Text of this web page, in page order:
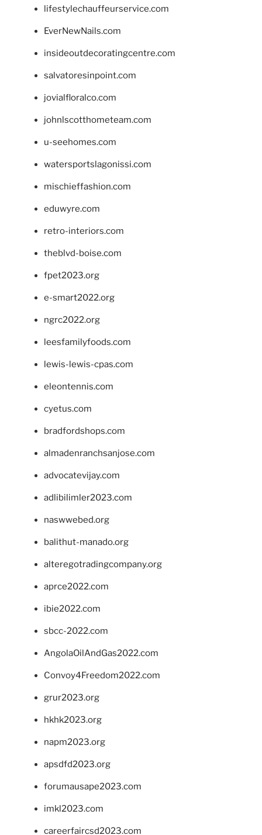
lifestylechauffeurservice.com
EverNewNails.com
insideoutdecoratingcentre.com
salvatoresinpoint.com
jovialfloralco.com
johnlscotthometeam.com
u-seehomes.com
watersportslagonissi.com
mischieffashion.com
eduwyre.com
retro-interiors.com
theblvd-boise.com
fpet2023.org
e-smart2022.org
ngrc2022.org
leesfamilyfoods.com
lewis-lewis-cpas.com
eleontennis.com
cyetus.com
bradfordshops.com
almadenranchsanjose.com
advocatevijay.com
adlibilimler2023.com
naswwebed.org
balithut-manado.org
alteregotradingcompany.org
aprce2022.com
ibie2022.com
sbcc-2022.com
AngolaOilAndGas2022.com
Convoy4Freedom2022.com
grur2023.org
hkhk2023.org
napm2023.org
apsdfd2023.org
forumausape2023.com
imkl2023.com
careerfaircsd2023.com